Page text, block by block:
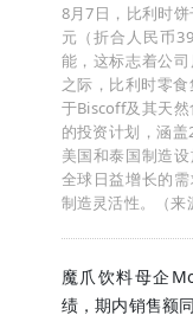
8月7日，比利时
元（折合人民币
能，这标志着公
之际，比利时零
于Biscoff及其天
的投资计划，涵盖
美国和泰国制造
全球日益增长的
制造灵活性。（
魔爪饮料母企
绩，期内销售额